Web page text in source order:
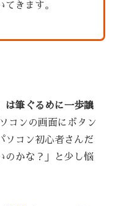
きます。
は筆ぐるめに一歩譲
コンの画面にボタン
ソコン初心者さんだ
のかな？」と少し悩